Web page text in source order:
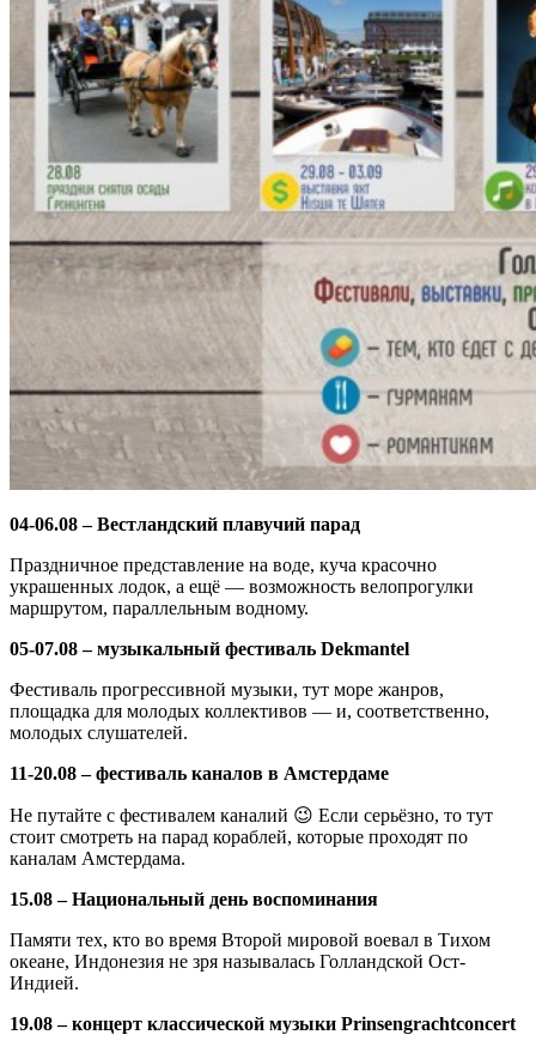
04-06.08 – Вестландский плавучий парад
Праздничное представление на воде, куча красочно
украшенных лодок, а ещё — возможность велопрогулки
маршрутом, параллельным водному.
05-07.08 – музыкальный фестиваль Dekmantel
Фестиваль прогрессивной музыки, тут море жанров,
площадка для молодых коллективов — и, соответственно,
молодых слушателей.
11-20.08 – фестиваль каналов в Амстердаме
Не путайте с фестивалем каналий 😉 Если серьёзно, то тут
стоит смотреть на парад кораблей, которые проходят по
каналам Амстердама.
15.08 – Национальный день воспоминания
Памяти тех, кто во время Второй мировой воевал в Тихом
океане, Индонезия не зря называлась Голландской Ост-
Индией.
19.08 – концерт классической музыки Prinsengrachtconcert